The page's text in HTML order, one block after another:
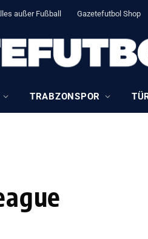
außer Fußball Gazetefutbol Shop
TRABZONSPOR